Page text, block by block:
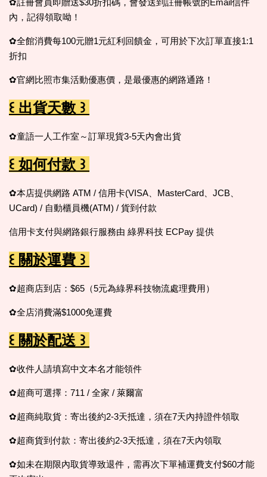
✿註冊會員即贈送$30折扣碼，會發送到註冊帳號的Email信件
內，記得領取呦！
✿全館消費每100元贈1元紅利回饋金，可用於下次訂單直接1:1
折扣
✿官網比照市集活動優惠價，是最優惠的網路通路！
꒰ 出貨天數 ꒱
✿童語一人工作室～訂單現貨3-5天內會出貨
꒰ 如何付款 ꒱
✿本店提供網路 ATM / 信用卡(VISA、MasterCard、JCB、
UCard) / 自動櫃員機(ATM) / 貨到付款
信用卡支付與網路銀行服務由 綠界科技 ECPay 提供
꒰ 關於運費 ꒱
✿超商店到店：$65（5元為綠界科技物流處理費用）
✿全店消費滿$1000免運費
꒰ 關於配送 ꒱
✿收件人請填寫中文本名才能領件
✿超商可選擇：711 / 全家 / 萊爾富
✿超商純取貨：寄出後約2-3天抵達，須在7天內持證件領取
✿超商貨到付款：寄出後約2-3天抵達，須在7天內領取
✿如未在期限內取貨導致退件，需再次下單補運費支付$60才能